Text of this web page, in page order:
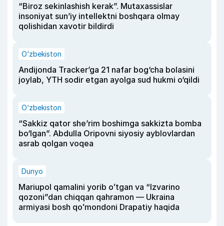
“Biroz sekinlashish kerak”. Mutaxassislar
insoniyat sun’iy intellektni boshqara olmay
qolishidan xavotir bildirdi
O‘zbekiston
Andijonda Tracker’ga 21 nafar bog‘cha bolasini
joylab, YTH sodir etgan ayolga sud hukmi o‘qildi
O‘zbekiston
“Sakkiz qator she’rim boshimga sakkizta bomba
bo‘lgan”. Abdulla Oripovni siyosiy ayblovlardan
asrab qolgan voqea
Dunyo
Mariupol qamalini yorib oʻtgan va “Izvarino
qozoni”dan chiqqan qahramon — Ukraina
armiyasi bosh qoʻmondoni Drapatiy haqida